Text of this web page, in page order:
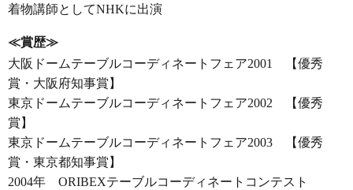
着物講師としてNHKに出演
≪賞歴≫
大阪ドームテーブルコーディネートフェア2001 【優秀
賞・大阪府知事賞】
東京ドームテーブルコーディネートフェア2002 【優秀
賞】
東京ドームテーブルコーディネートフェア2003 【優秀
賞・東京都知事賞】
2004年 ORIBEXテーブルコーディネートコンテスト